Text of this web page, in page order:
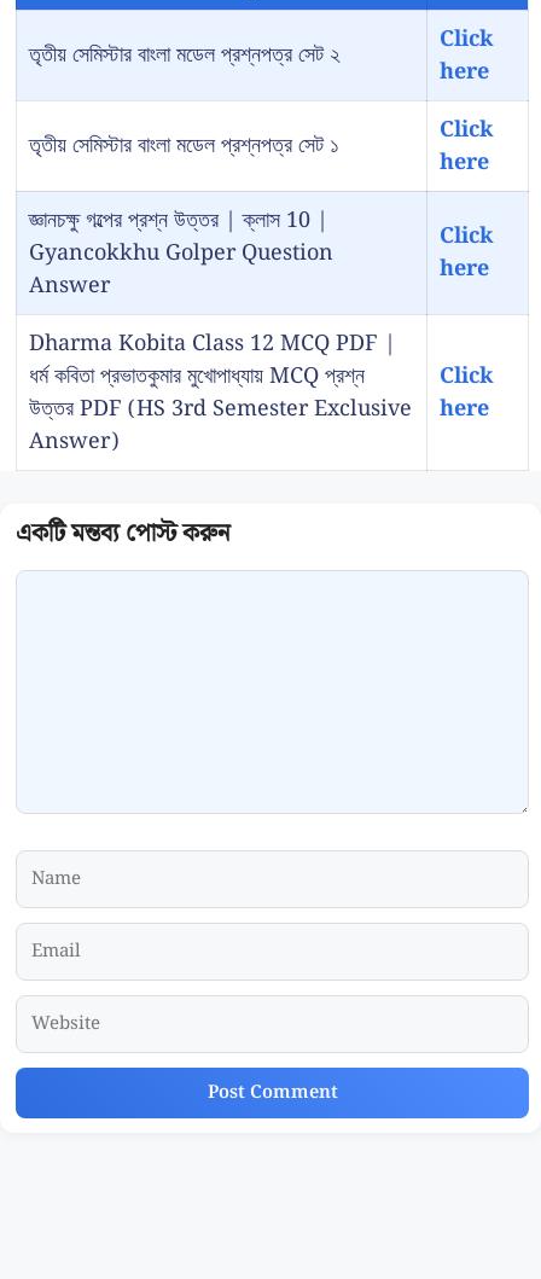
তৃতীয় সেমিস্টার বাংলা মডেল প্রশ্নপত্র সেট ২
Click
here
তৃতীয় সেমিস্টার বাংলা মডেল প্রশ্নপত্র সেট ১
Click
here
জ্ঞানচক্ষু গল্পের প্রশ্ন উত্তর | ক্লাস 10 |
Gyancokkhu Golper Question
Answer
Click
here
Dharma Kobita Class 12 MCQ PDF |
ধর্ম কবিতা প্রভাতকুমার মুখোপাধ্যায় MCQ প্রশ্ন
উত্তর PDF (HS 3rd Semester Exclusive
Answer)
Click
here
Comment
Name
Email
Website